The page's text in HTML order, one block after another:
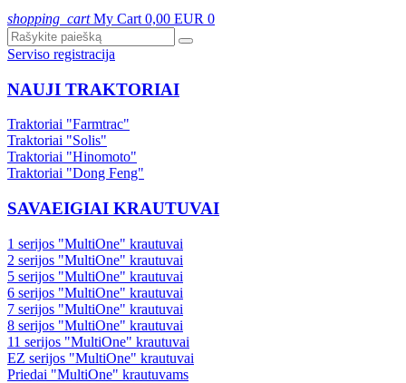
shopping_cart My Cart 0,00 EUR 0
Serviso registracija
NAUJI TRAKTORIAI
Traktoriai "Farmtrac"
Traktoriai "Solis"
Traktoriai "Hinomoto"
Traktoriai "Dong Feng"
SAVAEIGIAI KRAUTUVAI
1 serijos "MultiOne" krautuvai
2 serijos "MultiOne" krautuvai
5 serijos "MultiOne" krautuvai
6 serijos "MultiOne" krautuvai
7 serijos "MultiOne" krautuvai
8 serijos "MultiOne" krautuvai
11 serijos "MultiOne" krautuvai
EZ serijos "MultiOne" krautuvai
Priedai "MultiOne" krautuvams